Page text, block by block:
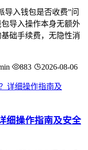
导入钱包是否收费”问
导入操作本身无额外
础手续费，无隐性消
883 2026-08-06
细操作指南及安全